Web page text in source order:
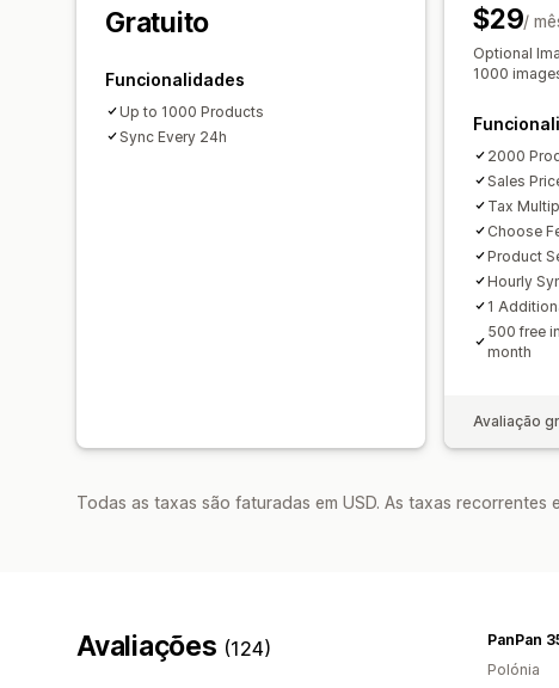
Gratuito
Funcionalidades
Up to 1000 Products
Sync Every 24h
$29/
Optional
1000
2000
Sales
Tax
Choose
Product
Hourly
1
500 free
month
Avaliação
Todas as taxas são faturadas em USD. As taxas
Avaliações (124)
PanPan
Polónia